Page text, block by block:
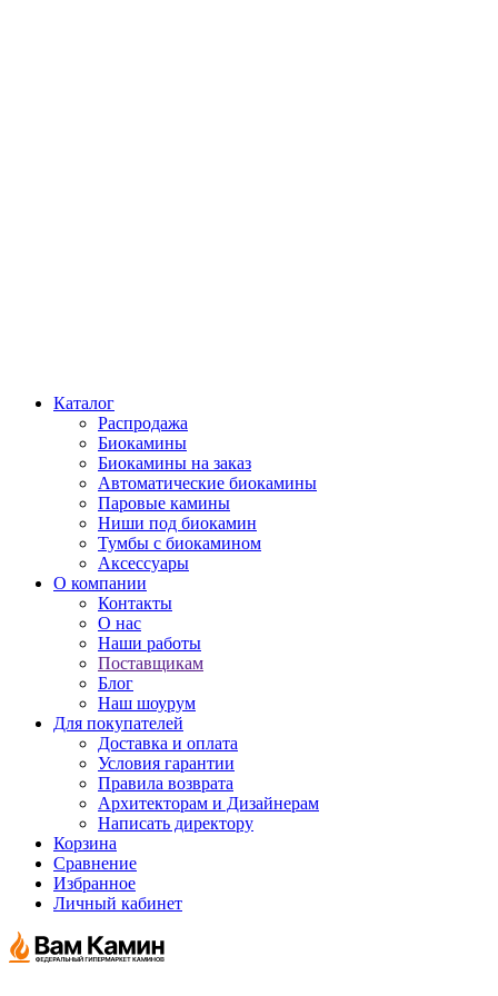
Каталог
Распродажа
Биокамины
Биокамины на заказ
Автоматические биокамины
Паровые камины
Ниши под биокамин
Тумбы с биокамином
Аксессуары
О компании
Контакты
О нас
Наши работы
Поставщикам
Блог
Наш шоурум
Для покупателей
Доставка и оплата
Условия гарантии
Правила возврата
Архитекторам и Дизайнерам
Написать директору
Корзина
Сравнение
Избранное
Личный кабинет